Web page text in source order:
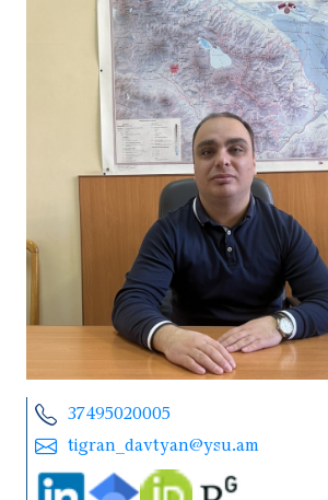
37495020005
tigran_davtyan@ysu.am